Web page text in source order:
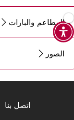
المطاعم والبارات
الصور
اتصل بنا